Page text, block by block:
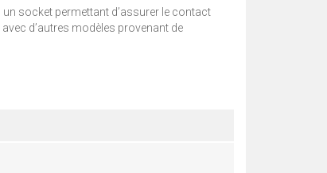
socket permettant d’assurer le contact
d’autres modèles provenant de